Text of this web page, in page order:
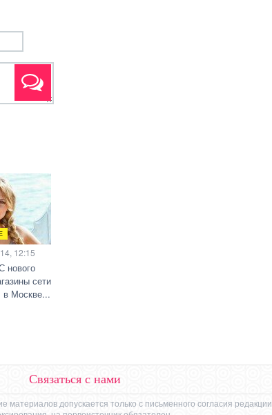
12:15
нового
сети
Москве...
Связаться с нами
допускается только с письменного согласия редакции